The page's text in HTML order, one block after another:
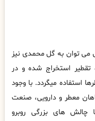
می توان به گل محمدی نیز
تقطیر استخراج شده و در
استفاده میگردد. با وجود
معطر و دارویی، صنعت
چالش های بزرگی روبرو